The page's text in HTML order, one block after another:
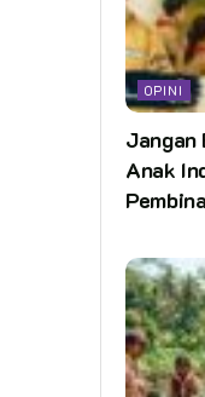
OPINI
Jangan
Anak